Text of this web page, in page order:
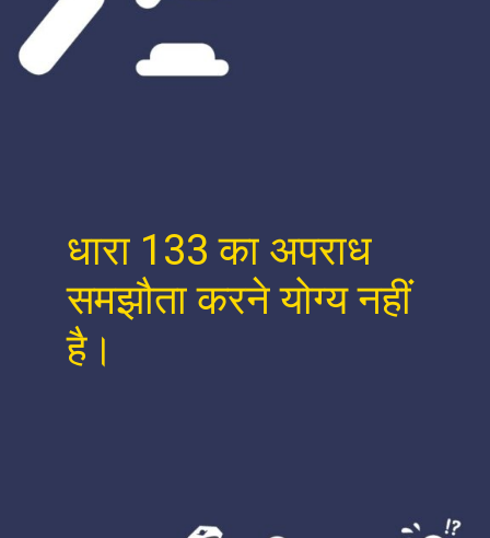
धारा 133 का अपराध
समझौता करने योग्य नहीं
है।